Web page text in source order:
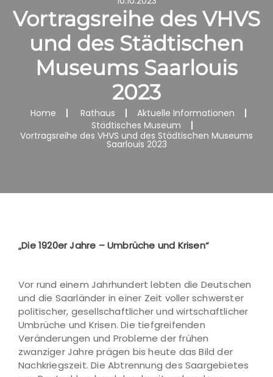
Vortragsreihe des VHVS
und des Städtischen
Museums Saarlouis
2023
Home Rathaus
Aktuelle Informationen
Städtisches Museum
Vortragsreihe des VHVS und des Städtischen Museums
Saarlouis 2023
„Die 1920er Jahre – Umbrüche und Krisen“
Vor rund einem Jahrhundert lebten die Deutschen
und die Saarländer in einer Zeit voller schwerster
politischer, gesellschaftlicher und wirtschaftlicher
Umbrüche und Krisen. Die tiefgreifenden
Veränderungen und Probleme der frühen
zwanziger Jahre prägen bis heute das Bild der
Nachkriegszeit. Die Abtrennung des Saargebietes